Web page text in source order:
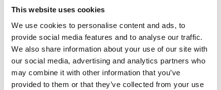
This website uses cookies
We use cookies to personalise content and ads, to
provide social media features and to analyse our traffic.
We also share information about your use of our site with
our social media, advertising and analytics partners who
may combine it with other information that you’ve
provided to them or that they’ve collected from your use
Raccorderie Metalliche rénove l'infirmerie de l'entreprise : des
espaces et des outils de pointe pour la santé des salariés, Infos
et événements, Raccorderie Metalliche
https://www.racmet.com/fr-ww/raccorderie-metalliche-renove-
linfirmerie-de-lentreprise-des-espaces-et-des-outils-de-pointe-
pour-la-sante-des-salaries.aspx
Infos et événements > Raccorderie Metalliche rénove l'infirmerie de
l'entreprise : des espaces et des outils de pointe pour la santé des